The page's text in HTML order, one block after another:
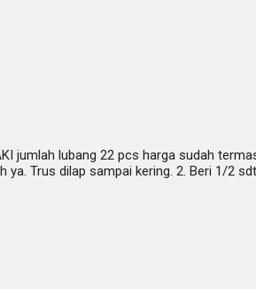
jumlah lubang 22 pcs harga sudah
ya. Trus dilap sampai kering. 2. Beri 1/2